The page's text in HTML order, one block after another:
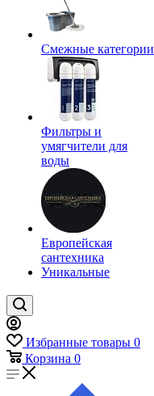
Смежные категории
Фильтры и
умягчители для
воды
Европейская
сантехника
Уникальные
Избранные товары 0
Корзина 0